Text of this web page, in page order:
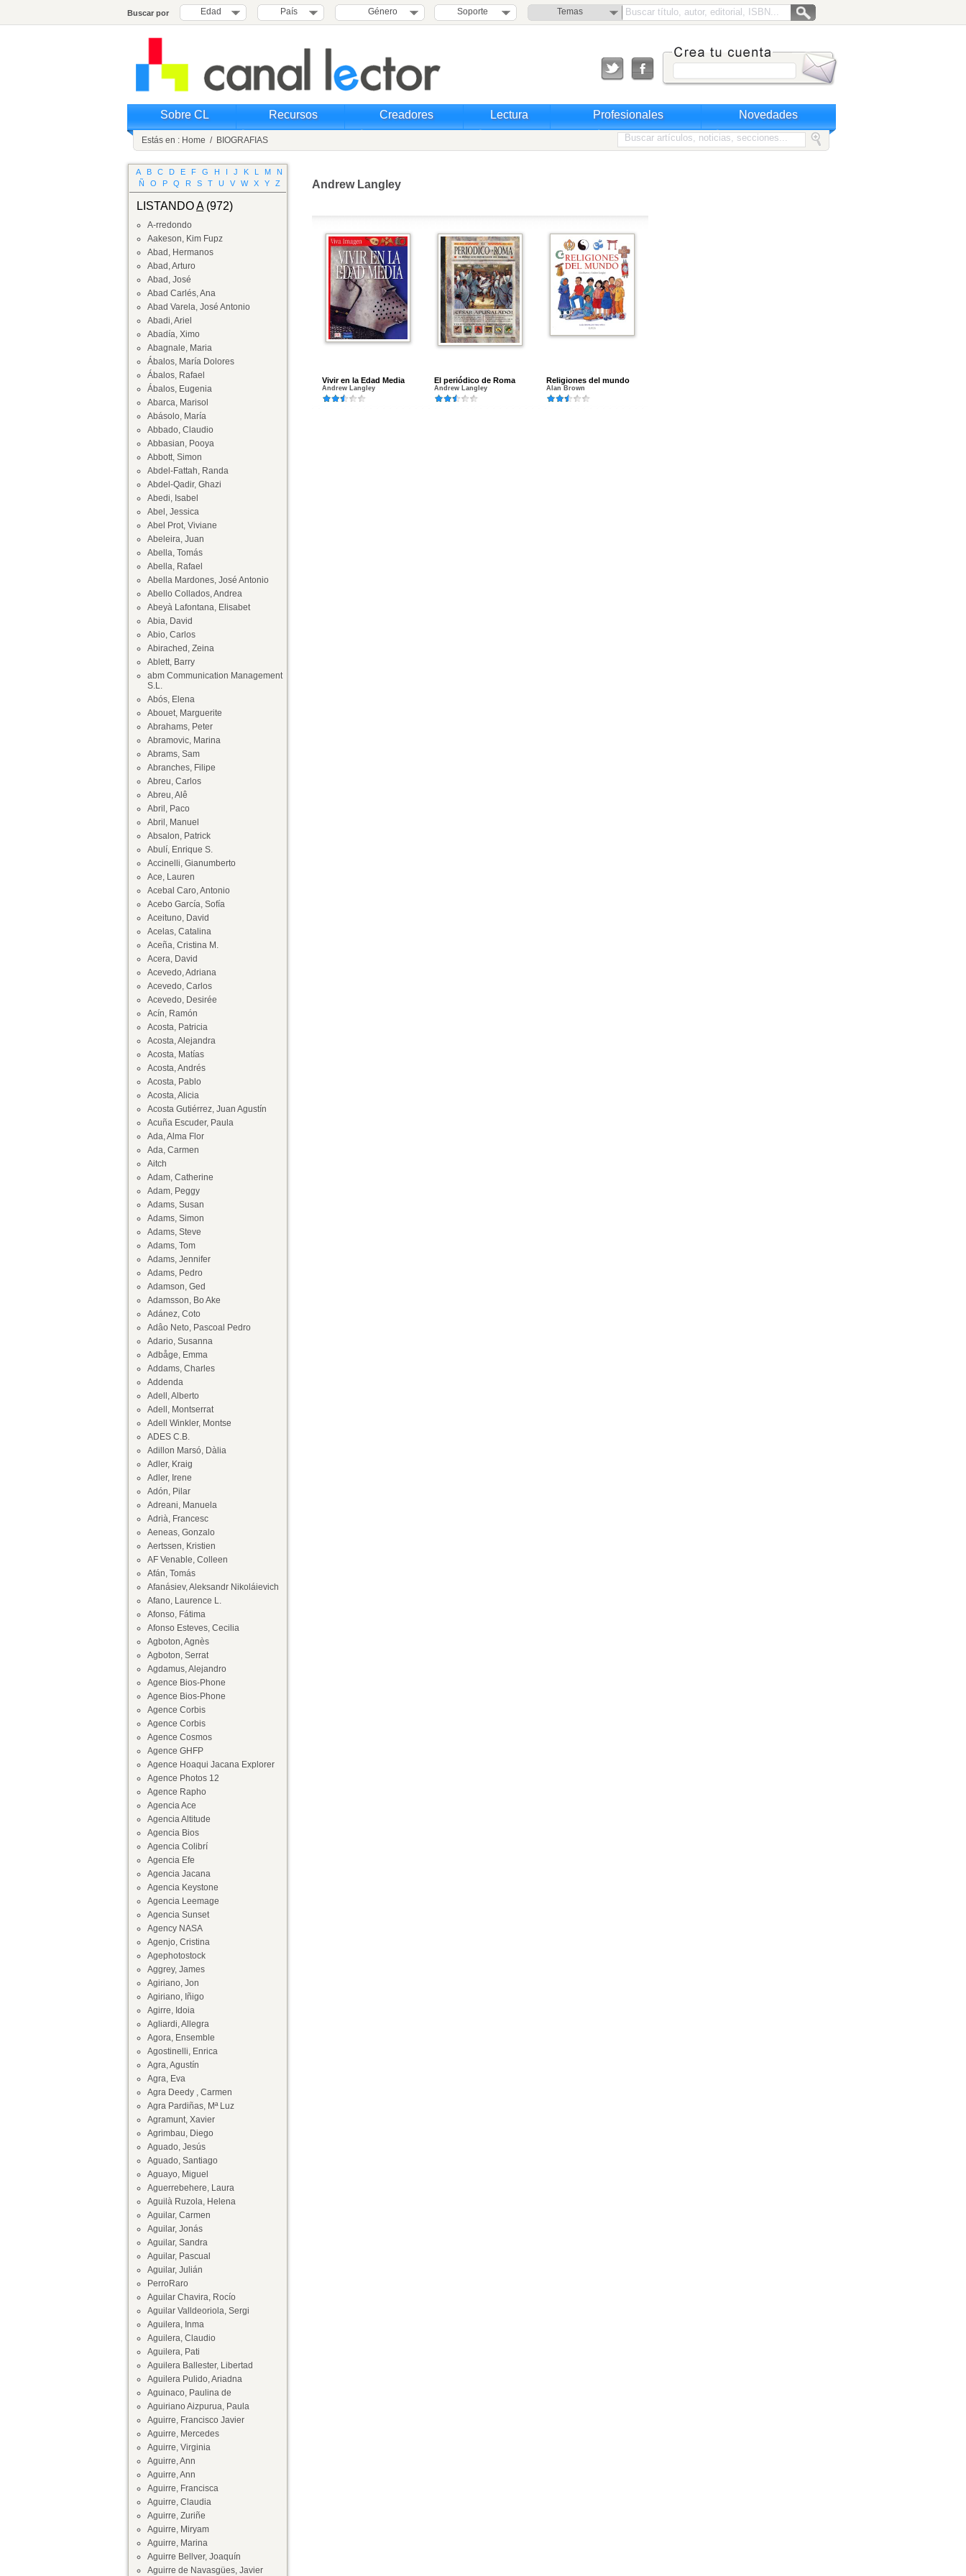
Buscar por Edad País Género Soporte Temas
Sobre CL Recursos Creadores Lectura Profesionales Novedades
Estás en : Home / BIOGRAFIAS
A B C D E F G H I J K L M
N
Ñ
O P Q R S T U V W X Y Z
LISTANDOA(972)
A-rredondo
Aakeson, Kim Fupz
Abad, Hermanos
Abad, Arturo
Abad, José
Abad Carlés, Ana
Abad Varela, José Antonio
Abadi, Ariel
Abadía, Ximo
Abagnale, Maria
Ábalos, María Dolores
Ábalos, Rafael
Ábalos, Eugenia
Abarca, Marisol
Abásolo, María
Abbado, Claudio
Abbasian, Pooya
Abbott, Simon
Abdel-Fattah, Randa
Abdel-Qadir, Ghazi
Abedi, Isabel
Abel, Jessica
Abel Prot, Viviane
Abeleira, Juan
Abella, Tomás
Abella, Rafael
Abella Mardones, José Antonio
Abello Collados, Andrea
Abeyà Lafontana, Elisabet
Abia, David
Abio, Carlos
Abirached, Zeina
Ablett, Barry
abm Communication Management
S.L.
Abós, Elena
Abouet, Marguerite
Abrahams, Peter
Abramovic, Marina
Abrams, Sam
Abranches, Filipe
Abreu, Carlos
Abreu, Alê
Abril, Paco
Abril, Manuel
Absalon, Patrick
Abulí, Enrique S.
Accinelli, Gianumberto
Ace, Lauren
Acebal Caro, Antonio
Acebo García, Sofía
Aceituno, David
Acelas, Catalina
Aceña, Cristina M.
Acera, David
Acevedo, Adriana
Acevedo, Carlos
Acevedo, Desirée
Acín, Ramón
Acosta, Patricia
Acosta, Alejandra
Acosta, Matías
Acosta, Andrés
Acosta, Pablo
Acosta, Alicia
Acosta Gutiérrez, Juan Agustín
Acuña Escuder, Paula
Ada, Alma Flor
Ada, Carmen
Aitch
Adam, Catherine
Adam, Peggy
Adams, Susan
Adams, Simon
Adams, Steve
Adams, Tom
Adams, Jennifer
Adams, Pedro
Adamson, Ged
Adamsson, Bo Ake
Adánez, Coto
Adâo Neto, Pascoal Pedro
Adario, Susanna
Adbåge, Emma
Addams, Charles
Addenda
Adell, Alberto
Adell, Montserrat
Adell Winkler, Montse
ADES C.B.
Adillon Marsó, Dàlia
Adler, Kraig
Adler, Irene
Adón, Pilar
Adreani, Manuela
Adrià, Francesc
Aeneas, Gonzalo
Aertssen, Kristien
AF Venable, Colleen
Afán, Tomás
Afanásiev, Aleksandr Nikoláievich
Afano, Laurence L.
Afonso, Fátima
Afonso Esteves, Cecilia
Agboton, Agnès
Agboton, Serrat
Agdamus, Alejandro
Agence Bios-Phone
Agence Bios-Phone
Agence Corbis
Agence Corbis
Agence Cosmos
Agence GHFP
Agence Hoaqui Jacana Explorer
Agence Photos 12
Agence Rapho
Agencia Ace
Agencia Altitude
Agencia Bios
Agencia Colibrí
Agencia Efe
Agencia Jacana
Agencia Keystone
Agencia Leemage
Agencia Sunset
Agency NASA
Agenjo, Cristina
Agephotostock
Aggrey, James
Agiriano, Jon
Agiriano, Iñigo
Agirre, Idoia
Agliardi, Allegra
Agora, Ensemble
Agostinelli, Enrica
Agra, Agustín
Agra, Eva
Agra Deedy , Carmen
Agra Pardiñas, Mª Luz
Agramunt, Xavier
Agrimbau, Diego
Aguado, Jesús
Aguado, Santiago
Aguayo, Miguel
Aguerrebehere, Laura
Aguilà Ruzola, Helena
Aguilar, Carmen
Aguilar, Jonás
Aguilar, Sandra
Aguilar, Pascual
Aguilar, Julián
PerroRaro
Aguilar Chavira, Rocío
Aguilar Valldeoriola, Sergi
Aguilera, Inma
Aguilera, Claudio
Aguilera, Pati
Aguilera Ballester, Libertad
Aguilera Pulido, Ariadna
Aguinaco, Paulina de
Aguiriano Aizpurua, Paula
Aguirre, Francisco Javier
Aguirre, Mercedes
Aguirre, Virginia
Aguirre, Ann
Aguirre, Ann
Aguirre, Francisca
Aguirre, Claudia
Aguirre, Zuriñe
Aguirre, Miryam
Aguirre, Marina
Aguirre Bellver, Joaquín
Aguirre de Navasgües, Javier
Andrew Langley
Vivir en la Edad Media
Andrew Langley
El periódico de Roma
Andrew Langley
Religiones del mundo
Alan Brown